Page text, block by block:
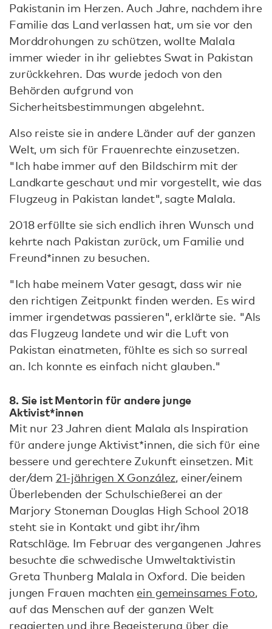
Pakistanin im Herzen. Auch Jahre, nachdem ihre
Familie das Land verlassen hat, um sie vor den
Morddrohungen zu schützen, wollte Malala
immer wieder in ihr geliebtes Swat in Pakistan
zurückkehren. Das wurde jedoch von den
Behörden aufgrund von
Sicherheitsbestimmungen abgelehnt.
Also reiste sie in andere Länder auf der ganzen
Welt, um sich für Frauenrechte einzusetzen.
"Ich habe immer auf den Bildschirm mit der
Landkarte geschaut und mir vorgestellt, wie das
Flugzeug in Pakistan landet", sagte Malala.
2018 erfüllte sie sich endlich ihren Wunsch und
kehrte nach Pakistan zurück, um Familie und
Freund*innen zu besuchen.
"Ich habe meinem Vater gesagt, dass wir nie
den richtigen Zeitpunkt finden werden. Es wird
immer irgendetwas passieren", erklärte sie. "Als
das Flugzeug landete und wir die Luft von
Pakistan einatmeten, fühlte es sich so surreal
an. Ich konnte es einfach nicht glauben."
8. Sie ist Mentorin für andere junge
Aktivist*innen
Mit nur 23 Jahren dient Malala als Inspiration
für andere junge Aktivist*innen, die sich für eine
bessere und gerechtere Zukunft einsetzen. Mit
der/dem 21-jährigen X González, einer/einem
Überlebenden der Schulschießerei an der
Marjory Stoneman Douglas High School 2018
steht sie in Kontakt und gibt ihr/ihm
Ratschläge. Im Februar des vergangenen Jahres
besuchte die schwedische Umweltaktivistin
Greta Thunberg Malala in Oxford. Die beiden
jungen Frauen machten ein gemeinsames Foto,
auf das Menschen auf der ganzen Welt
reagierten und ihre Begeisterung über die